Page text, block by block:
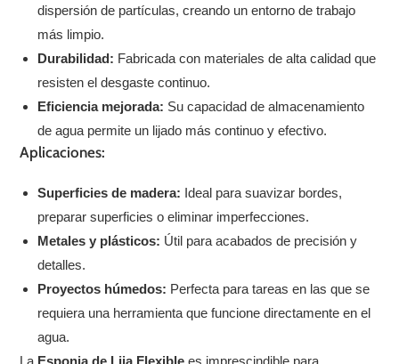
dispersión de partículas, creando un entorno de trabajo
más limpio.
Durabilidad: Fabricada con materiales de alta calidad que
resisten el desgaste continuo.
Eficiencia mejorada: Su capacidad de almacenamiento
de agua permite un lijado más continuo y efectivo.
Aplicaciones:
Superficies de madera: Ideal para suavizar bordes,
preparar superficies o eliminar imperfecciones.
Metales y plásticos: Útil para acabados de precisión y
detalles.
Proyectos húmedos: Perfecta para tareas en las que se
requiera una herramienta que funcione directamente en el
agua.